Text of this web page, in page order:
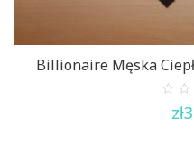
Billionaire Męska
out
zł